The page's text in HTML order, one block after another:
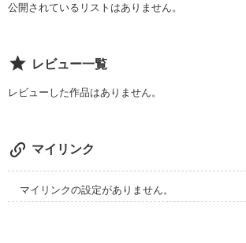
まだまだ未熟ですが、よろしくお願いします！
公開されているリストはありません。
レビュー一覧
レビューした作品はありません。
マイリンク
マイリンクの設定がありません。